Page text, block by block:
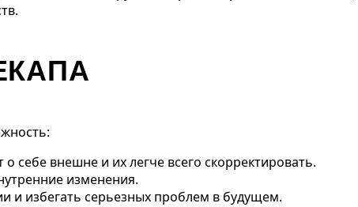
себе внешне и их легче всего скорректировать.
изменения.
и избегать серьезных проблем в будущем.